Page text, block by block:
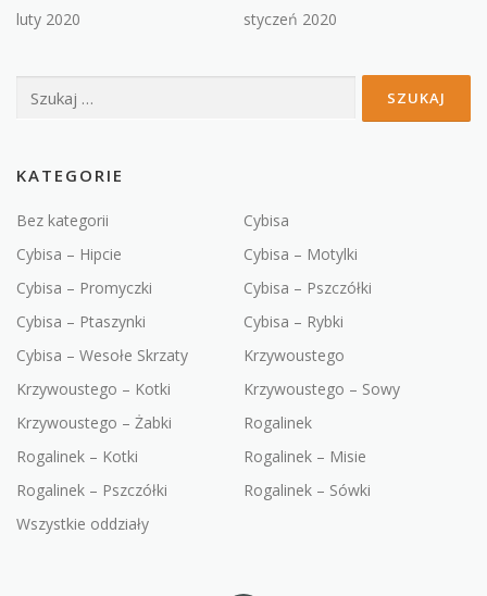
luty 2020
styczeń 2020
KATEGORIE
Bez kategorii
Cybisa
Cybisa – Hipcie
Cybisa – Motylki
Cybisa – Promyczki
Cybisa – Pszczółki
Cybisa – Ptaszynki
Cybisa – Rybki
Cybisa – Wesołe Skrzaty
Krzywoustego
Krzywoustego – Kotki
Krzywoustego – Sowy
Krzywoustego – Żabki
Rogalinek
Rogalinek – Kotki
Rogalinek – Misie
Rogalinek – Pszczółki
Rogalinek – Sówki
Wszystkie oddziały